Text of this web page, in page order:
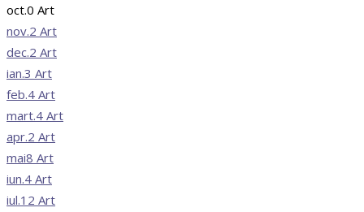
oct.0 Art
nov.2 Art
dec.2 Art
ian.3 Art
feb.4 Art
mart.4 Art
apr.2 Art
mai8 Art
iun.4 Art
iul.12 Art